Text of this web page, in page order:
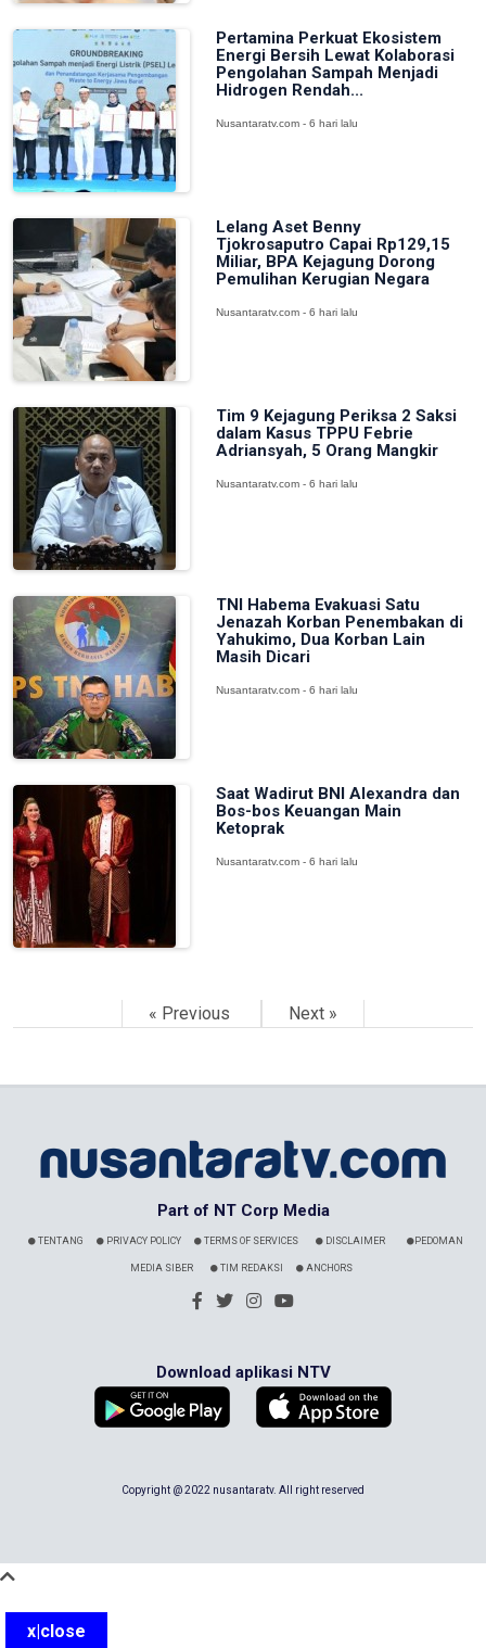
Pertamina Perkuat Ekosistem
Energi Bersih Lewat Kolaborasi
Pengolahan Sampah Menjadi
Hidrogen Rendah...
Nusantaratv.com - 6 hari lalu
Lelang Aset Benny
Tjokrosaputro Capai Rp129,15
Miliar, BPA Kejagung Dorong
Pemulihan Kerugian Negara
Nusantaratv.com - 6 hari lalu
Tim 9 Kejagung Periksa 2 Saksi
dalam Kasus TPPU Febrie
Adriansyah, 5 Orang Mangkir
Nusantaratv.com - 6 hari lalu
TNI Habema Evakuasi Satu
Jenazah Korban Penembakan di
Yahukimo, Dua Korban Lain
Masih Dicari
Nusantaratv.com - 6 hari lalu
Saat Wadirut BNI Alexandra dan
Bos-bos Keuangan Main
Ketoprak
Nusantaratv.com - 6 hari lalu
« Previous Next »
Part of NT Corp Media
TENTANG PRIVACY POLICY TERMS OF SERVICES DISCLAIMER PEDOMAN
MEDIA SIBER TIM REDAKSI ANCHORS
Download aplikasi NTV
Copyright @ 2022 nusantaratv. All right reserved
x|close